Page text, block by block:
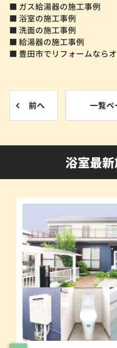
■ ガス給湯器の施工事例
■ 浴室の施工事例
■ 洗面の施工事例
■ 給湯器の施工事例
■ 豊田市でリフォームなら
前へ 一覧ペ
浴室最